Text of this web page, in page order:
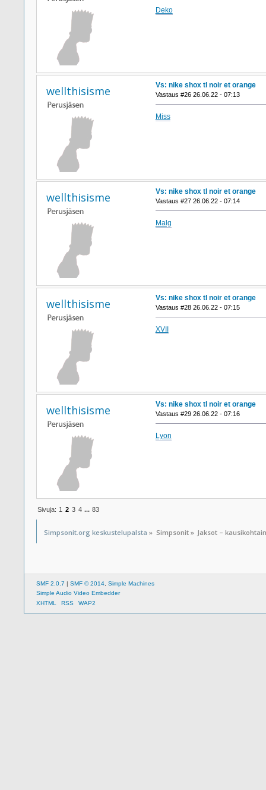
Deko
wellthisisme Vs: nike shox tl noir et orange
Vastaus #26 26.06.22 - 07:13
Miss
wellthisisme Vs: nike shox tl noir et orange
Vastaus #27 26.06.22 - 07:14
Malg
wellthisisme Vs: nike shox tl noir et orange
Vastaus #28 26.06.22 - 07:15
XVII
wellthisisme Vs: nike shox tl noir et orange
Vastaus #29 26.06.22 - 07:16
Lyon
Sivuja: 1 2 3 4 ... 83
Simpsonit.org keskustelupalsta » Simpsonit» Jaksot –
SMF 2.0.7 | SMF © 2014 Simple Machines
Simple Audio Video Embedder
XHTML
RSS WAP2